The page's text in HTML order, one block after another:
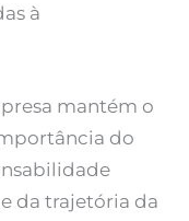
à
mantém o
do
da trajetória da